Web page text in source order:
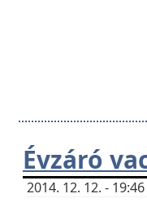
Évzáró
2014. 12. 12. -